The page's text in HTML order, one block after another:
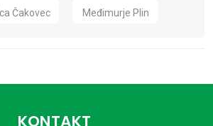
Čakovec Međimurje Plin
KONTAKT